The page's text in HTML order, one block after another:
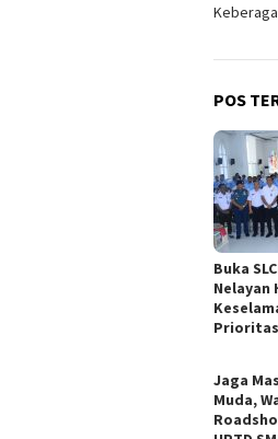
POS
Buka
Nelayan
Prioritas
Jaga
Muda,